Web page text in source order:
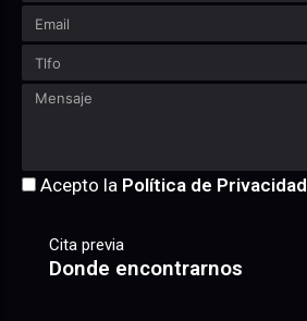
Acepto la Política de Privacidad
Cita previa
Donde encontrarnos